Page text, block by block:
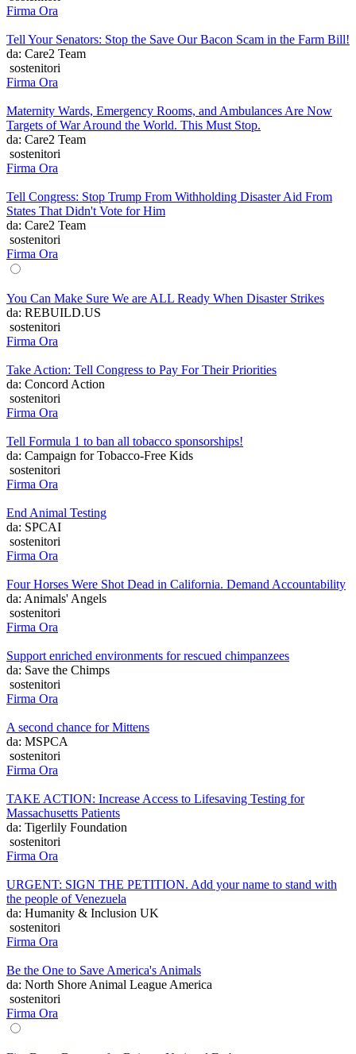
Firma Ora
Tell Your Senators: Stop the Save Our Bacon Scam in the Farm Bill!
da: Care2 Team
sostenitori
Firma Ora
Maternity Wards, Emergency Rooms, and Ambulances Are Now
Targets of War Around the World. This Must Stop.
da: Care2 Team
sostenitori
Firma Ora
Tell Congress: Stop Trump From Withholding Disaster Aid From
States That Didn't Vote for Him
da: Care2 Team
sostenitori
Firma Ora
You Can Make Sure We are ALL Ready When Disaster Strikes
da: REBUILD.US
sostenitori
Firma Ora
Take Action: Tell Congress to Pay For Their Priorities
da: Concord Action
sostenitori
Firma Ora
Tell Formula 1 to ban all tobacco sponsorships!
da: Campaign for Tobacco-Free Kids
sostenitori
Firma Ora
End Animal Testing
da: SPCAI
sostenitori
Firma Ora
Four Horses Were Shot Dead in California. Demand Accountability
da: Animals' Angels
sostenitori
Firma Ora
Support enriched environments for rescued chimpanzees
da: Save the Chimps
sostenitori
Firma Ora
A second chance for Mittens
da: MSPCA
sostenitori
Firma Ora
TAKE ACTION: Increase Access to Lifesaving Testing for
Massachusetts Patients
da: Tigerlily Foundation
sostenitori
Firma Ora
URGENT: SIGN THE PETITION. Add your name to stand with
the people of Venezuela
da: Humanity & Inclusion UK
sostenitori
Firma Ora
Be the One to Save America's Animals
da: North Shore Animal League America
sostenitori
Firma Ora